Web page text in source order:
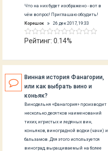
Что на них будет изображено - вот в
чём вопрос! Приглашаю обсудить!
Корешок
26 дек 2017, 19:33
Рейтинг: 0.14%
Винная история Фанагории,
или как выбрать вино и
коньяк?
Винодельня «Фанагория» производит
несколько десятков наименований
тихих, игристых и ледяных вин,
коньяков, виноградной водки (чачи) и
бальзамов. Для этого используется
виноград, выращиваемый на более